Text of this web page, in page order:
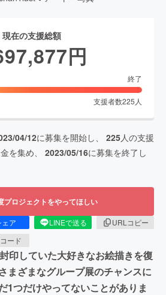
現在の支援総額
円
終了
支援者数225 人
04/12に募集を開始し、 225人の支援
を集め、 2023/05/16に募集を終了し
プロジェクトをやってほしい
ェア LINEで送る
URLコピー
ード
印していた大好きなお絵描きを復
まざまなグループ展のチャンスに
1つだけやってないことがありま